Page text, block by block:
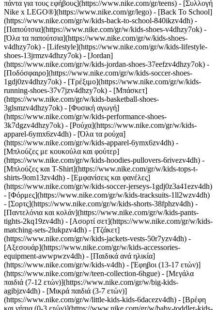
πάντα για τους εφήβους](https://www.nike.com/gr/teens) - [Συλλογή
Nike x LEGO®](https://www.nike.com/gr/lego) - [Back To School]
(https://www.nike.com/gr/w/kids-back-to-school-840ikzv4dh) -
[Παπούτσια](https://www.nike.com/gr/w/kids-shoes-v4dhzy7ok) -
[Όλα τα παπούτσια](https://www.nike.com/gr/w/kids-shoes-
v4dhzy7ok) - [Lifestyle](https://www.nike.com/gr/w/kids-lifestyle-
shoes-13jrmzv4dhzy7ok) - [Jordan]
(https://www.nike.com/gr/w/kids-jordan-shoes-37eefzv4dhzy7ok) -
[Ποδόσφαιρο](https://www.nike.com/gr/w/kids-soccer-shoes-
1gdj0zv4dhzy7ok) - [Τρέξιμο](https://www.nike.com/gr/w/kids-
running-shoes-37v7jzv4dhzy7ok) - [Μπάσκετ]
(https://www.nike.com/gr/w/kids-basketball-shoes-
3glsmzv4dhzy7ok) - [Φυσική αγωγή]
(https://www.nike.com/gr/w/kids-performance-shoes-
3k7dgzv4dhzy7ok) - [Ρούχα](https://www.nike.com/gr/w/kids-
apparel-6ymx6zv4dh) - [Όλα τα ρούχα]
(https://www.nike.com/gr/w/kids-apparel-6ymx6zv4dh) -
[Μπλούζες με κουκούλα και φούτερ]
(https://www.nike.com/gr/w/kids-hoodies-pullovers-6rivezv4dh) -
[Μπλούζες και T-Shirt](https://www.nike.com/gr/w/kids-tops-t-
shirts-9om13zv4dh) - [Εμφανίσεις και φανέλες]
(https://www.nike.com/gr/w/kids-soccer-jerseys-1gdj0z3a41ezv4dh)
- [Φόρμες](https://www.nike.com/gr/w/kids-tracksuits-1ll2wzv4dh)
- [Σορτς](https://www.nike.com/gr/w/kids-shorts-38fphzv4dh) -
[Παντελόνια και κολάν](https://www.nike.com/gr/w/kids-pants-
tights-2kq19zv4dh) - [Ασορτί σετ](https://www.nike.com/gr/w/kids-
matching-sets-2lukpzv4dh) - [Τζάκετ]
(https://www.nike.com/gr/w/kids-jackets-vests-50r7yzv4dh) -
[Αξεσουάρ](https://www.nike.com/gr/w/kids-accessories-
equipment-awwpwzv4dh) - [Παιδικά ανά ηλικία]
(https://www.nike.com/gr/w/kids-v4dh) - [Έφηβοι (13-17 ετών)]
(https://www.nike.com/gr/w/teen-collection-6hgue) - [Μεγάλα
παιδιά (7-12 ετών)](https://www.nike.com/gr/w/big-kids-
agibjzv4dh) - [Μικρά παιδιά (3-7 ετών)]
(https://www.nike.com/gr/w/little-kids-kids-6dacezv4dh) - [Βρέφη
και νήπια (0-3 ετών)](https://www.nike.com/gr/w/baby-toddler-kids-